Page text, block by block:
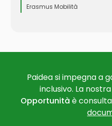
Erasmus Mobilità
Paidea si impegna a
inclusivo. La nostra
Opportunità è